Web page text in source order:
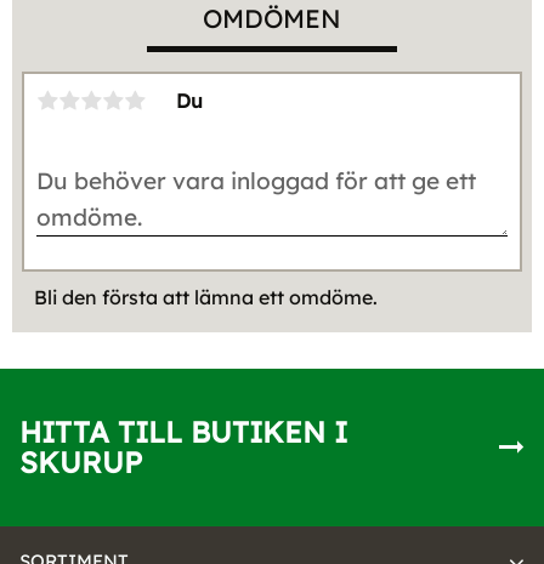
OMDÖMEN
Du
Bli den första att lämna ett omdöme.
HITTA TILL BUTIKEN I
SKURUP